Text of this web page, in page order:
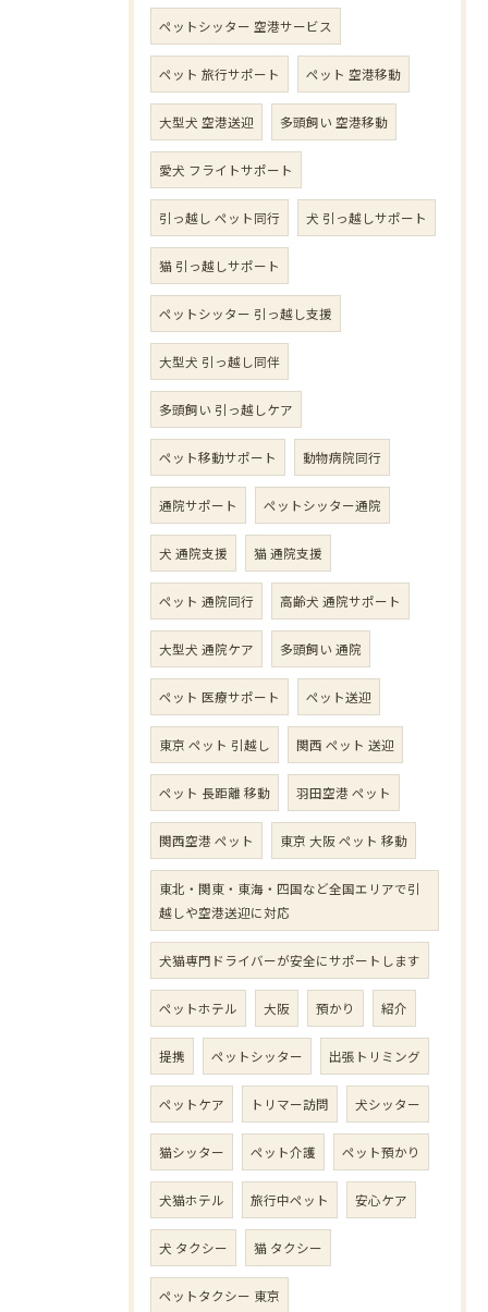
ペットシッター 空港サービス
ペット 旅行サポート ペット 空港移動
大型犬 空港送迎 多頭飼い 空港移動
愛犬 フライトサポート
引っ越し ペット同行 犬 引っ越しサポート
猫 引っ越しサポート
ペットシッター 引っ越し支援
大型犬 引っ越し同伴
多頭飼い 引っ越しケア
ペット移動サポート 動物病院同行
通院サポート ペットシッター通院
犬 通院支援 猫 通院支援
ペット 通院同行 高齢犬 通院サポート
大型犬 通院ケア 多頭飼い 通院
ペット 医療サポート ペット送迎
東京 ペット 引越し 関西 ペット 送迎
ペット 長距離 移動 羽田空港 ペット
関西空港 ペット 東京 大阪 ペット 移動
東北・関東・東海・四国など全国エリアで引
越しや空港送迎に対応
犬猫専門ドライバーが安全にサポートします
ペットホテル 大阪 預かり 紹介
提携 ペットシッター 出張トリミング
ペットケア トリマー訪問 犬シッター
猫シッター ペット介護 ペット預かり
犬猫ホテル 旅行中ペット 安心ケア
犬 タクシー 猫 タクシー
ペットタクシー 東京